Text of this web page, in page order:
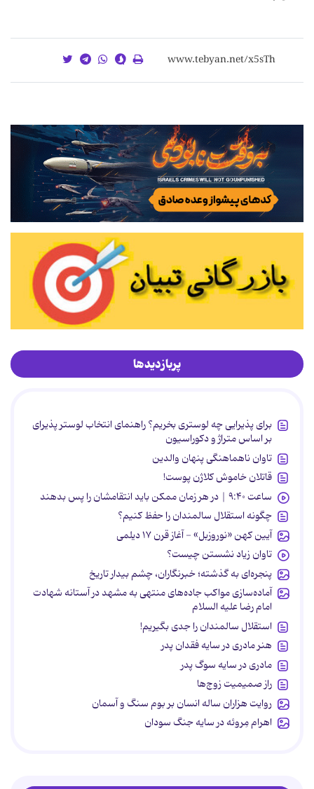
پربازدیدها
برای پذیرایی چه لوستری بخریم؟ راهنمای انتخاب لوستر پذیرای
بر اساس متراژ و دکوراسیون
تاوان ناهماهنگی پنهان والدین
قاتلان خاموش کلاژن پوست!
ساعت ۹:۴۰ | در هر زمان ممکن باید انتقامشان را پس بدهند
چگونه استقلال سالمندان را حفظ کنیم؟
آیین کهن «نوروزبل» - آغاز قرن ۱۷ دیلمی
تاوان زیاد نشستن چیست؟
پنجره‌ای به گذشته؛ خبرنگاران، چشم بیدار تاریخ
آماده‌سازی مواکب جاده‌های منتهی به مشهد در آستانه شهادت
امام رضا علیه السلام
استقلال سالمندان را جدی بگیریم!
هنر مادری در سایه‌ فقدان پدر
مادری در سایه سوگ پدر
راز صمیمیت زوج‌ها
روایت هزاران ساله انسان بر بوم سنگ و آسمان
اهرام مِروئه در سایه جنگ سودان